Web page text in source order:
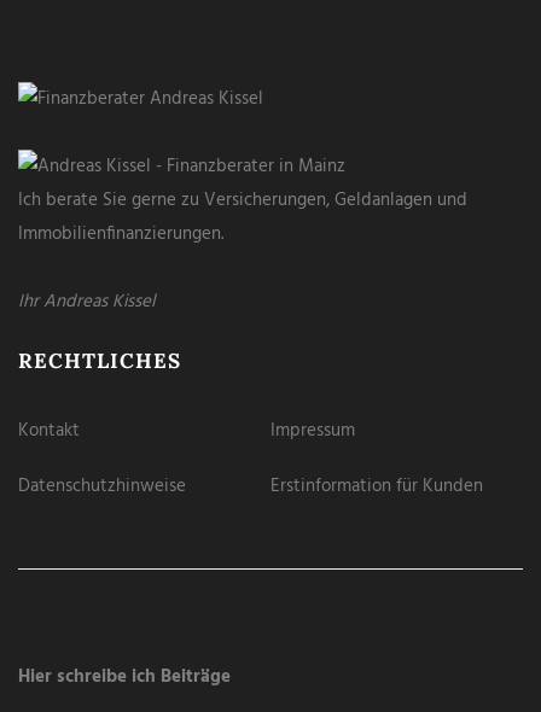
Ich berate Sie gerne zu Versicherungen, Geldanlagen und
Immobilienfinanzierungen.
Ihr Andreas Kissel
RECHTLICHES
Kontakt
Impressum
Datenschutzhinweise
Erstinformation für Kunden
Hier schreibe ich Beiträge